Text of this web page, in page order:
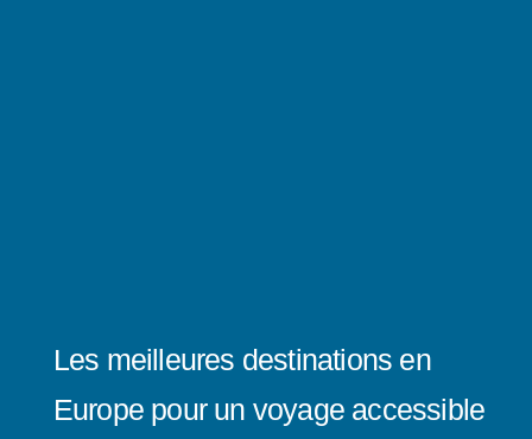
Les meilleures destinations en
Europe pour un voyage accessible